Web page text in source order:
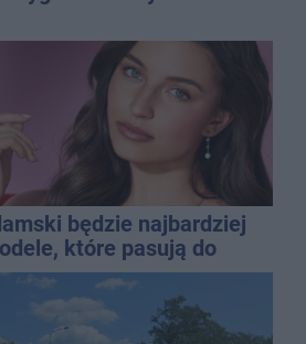
będzie najbardziej
które pasują do